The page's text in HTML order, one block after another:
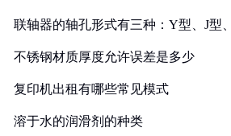
联轴器的轴孔形式有三种：Y型、J型
不锈钢材质厚度允许误差是多少
复印机出租有哪些常见模式
溶于水的润滑剂的种类